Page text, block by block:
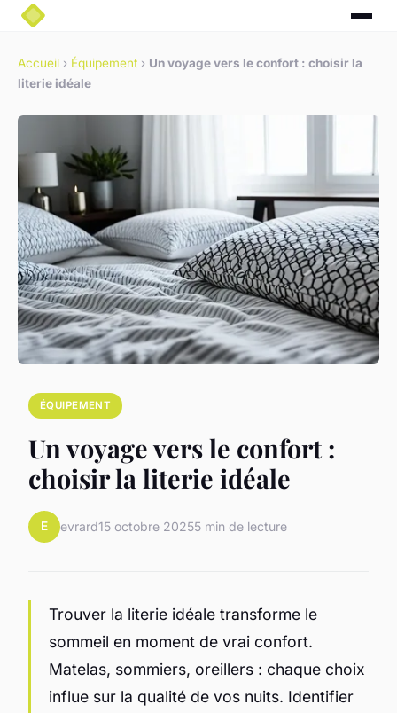
Accueil › Équipement › Un voyage vers le confort : choisir la
literie idéale
ÉQUIPEMENT
Un voyage vers le confort :
choisir la literie idéale
E evrard15 octobre 20255 min de lecture
Trouver la literie idéale transforme le
sommeil en moment de vrai confort.
Matelas, sommiers, oreillers : chaque choix
influe sur la qualité de vos nuits. Identifier